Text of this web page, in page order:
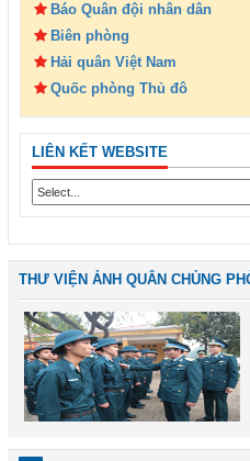
Báo Quân đội nhân dân
Biên phòng
Hải quân Việt Nam
Quốc phòng Thủ đô
LIÊN KẾT WEBSITE
THƯ VIỆN ẢNH QUÂN CHỦNG